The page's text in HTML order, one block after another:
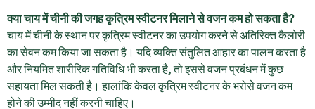
क्या चाय में चीनी की जगह कृत्रिम स्वीटनर मिलाने से वजन कम हो सकता है?
चाय में चीनी के स्थान पर कृत्रिम स्वीटनर का उपयोग करने से अतिरिक्त कैलोरी
का सेवन कम किया जा सकता है। यदि व्यक्ति संतुलित आहार का पालन करता है
और नियमित शारीरिक गतिविधि भी करता है, तो इससे वजन प्रबंधन में कुछ
सहायता मिल सकती है। हालांकि केवल कृत्रिम स्वीटनर के भरोसे वजन कम
होने की उम्मीद नहीं करनी चाहिए।